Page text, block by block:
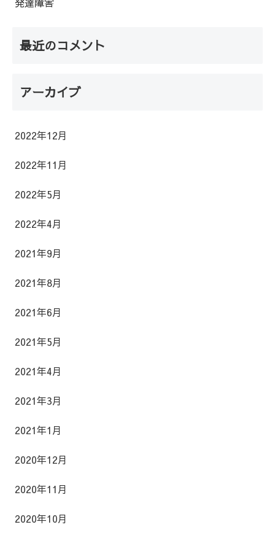
最近のコメント
アーカイブ
2022年12月
2022年11月
2022年5月
2022年4月
2021年9月
2021年8月
2021年6月
2021年5月
2021年4月
2021年3月
2021年1月
2020年12月
2020年11月
2020年10月